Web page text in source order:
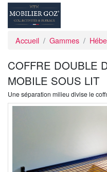
Accueil Gammes
COFFRE DOUBLE
MOBILE SOUS LIT
Une séparation milieu divise le